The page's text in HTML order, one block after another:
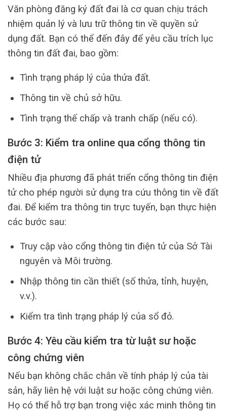
Văn phòng đăng ký đất đai là cơ quan chịu trách
nhiệm quản lý và lưu trữ thông tin về quyền sử
dụng đất. Bạn có thể đến đây để yêu cầu trích lục
thông tin đất đai, bao gồm:
Tình trạng pháp lý của thửa đất.
Thông tin về chủ sở hữu.
Tình trạng thế chấp và tranh chấp (nếu có).
Bước 3: Kiểm tra online qua cổng thông tin
điện tử
Nhiều địa phương đã phát triển cổng thông tin điện
tử cho phép người sử dụng tra cứu thông tin về đất
đai. Để kiểm tra thông tin trực tuyến, bạn thực hiện
các bước sau:
Truy cập vào cổng thông tin điện tử của Sở Tài
nguyên và Môi trường.
Nhập thông tin cần thiết (số thửa, tỉnh, huyện,
v.v.).
Kiểm tra tình trạng pháp lý của sổ đỏ.
Bước 4: Yêu cầu kiểm tra từ luật sư hoặc
công chứng viên
Nếu bạn không chắc chắn về tính pháp lý của tài
sản, hãy liên hệ với luật sư hoặc công chứng viên.
Họ có thể hỗ trợ bạn trong việc xác minh thông tin